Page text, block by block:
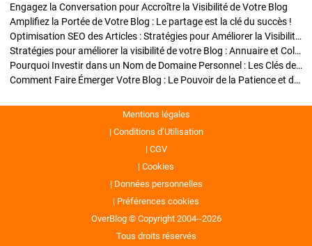
Engagez la Conversation pour Accroître la Visibilité de Votre Blog
Amplifiez la Portée de Votre Blog : Le partage est la clé du succès !
Optimisation SEO des Articles : Stratégies pour Améliorer la Visibilité de Votre Blog
Stratégies pour améliorer la visibilité de votre Blog : Annuaire et Collaborations
Pourquoi Investir dans un Nom de Domaine Personnel : Les Clés de la Réussite de Votre Blog
Comment Faire Émerger Votre Blog : Le Pouvoir de la Patience et de la Persévérance
Mentions légales
Conditions d’Utilisation
CGV
Cookies
Données personnelles
Préférences cookies
OverBlog © Copyright 2004--2026
Tous droits réservés